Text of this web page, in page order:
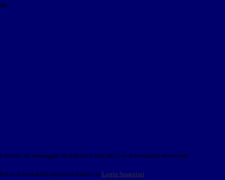
inviato un messaggio all'indirizzo indicato con le istruzioni necessarie.
il reset della password tramite la Login Spaggiari